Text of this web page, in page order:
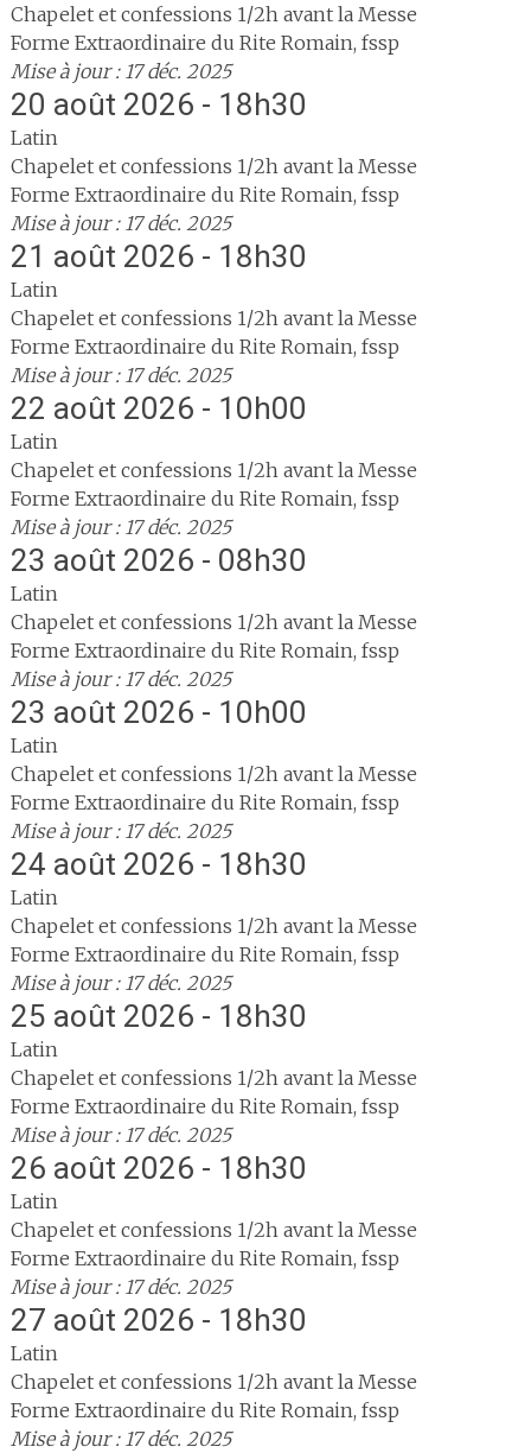
Chapelet et confessions 1/2h avant la Messe
Forme Extraordinaire du Rite Romain, fssp
Mise à jour : 17 déc. 2025
20 août 2026 - 18h30
Latin
Chapelet et confessions 1/2h avant la Messe
Forme Extraordinaire du Rite Romain, fssp
Mise à jour : 17 déc. 2025
21 août 2026 - 18h30
Latin
Chapelet et confessions 1/2h avant la Messe
Forme Extraordinaire du Rite Romain, fssp
Mise à jour : 17 déc. 2025
22 août 2026 - 10h00
Latin
Chapelet et confessions 1/2h avant la Messe
Forme Extraordinaire du Rite Romain, fssp
Mise à jour : 17 déc. 2025
23 août 2026 - 08h30
Latin
Chapelet et confessions 1/2h avant la Messe
Forme Extraordinaire du Rite Romain, fssp
Mise à jour : 17 déc. 2025
23 août 2026 - 10h00
Latin
Chapelet et confessions 1/2h avant la Messe
Forme Extraordinaire du Rite Romain, fssp
Mise à jour : 17 déc. 2025
24 août 2026 - 18h30
Latin
Chapelet et confessions 1/2h avant la Messe
Forme Extraordinaire du Rite Romain, fssp
Mise à jour : 17 déc. 2025
25 août 2026 - 18h30
Latin
Chapelet et confessions 1/2h avant la Messe
Forme Extraordinaire du Rite Romain, fssp
Mise à jour : 17 déc. 2025
26 août 2026 - 18h30
Latin
Chapelet et confessions 1/2h avant la Messe
Forme Extraordinaire du Rite Romain, fssp
Mise à jour : 17 déc. 2025
27 août 2026 - 18h30
Latin
Chapelet et confessions 1/2h avant la Messe
Forme Extraordinaire du Rite Romain, fssp
Mise à jour : 17 déc. 2025